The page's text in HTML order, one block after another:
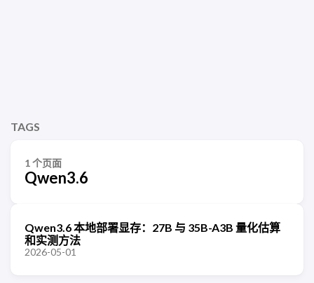
TAGS
1 个页面
Qwen3.6
Qwen3.6 本地部署显存：27B 与 35B-A3B 量化估算
和实测方法
2026-05-01